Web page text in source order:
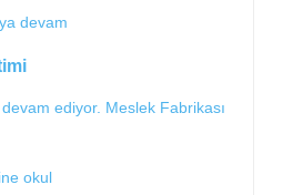
ediyor. Meslek Fabrikası